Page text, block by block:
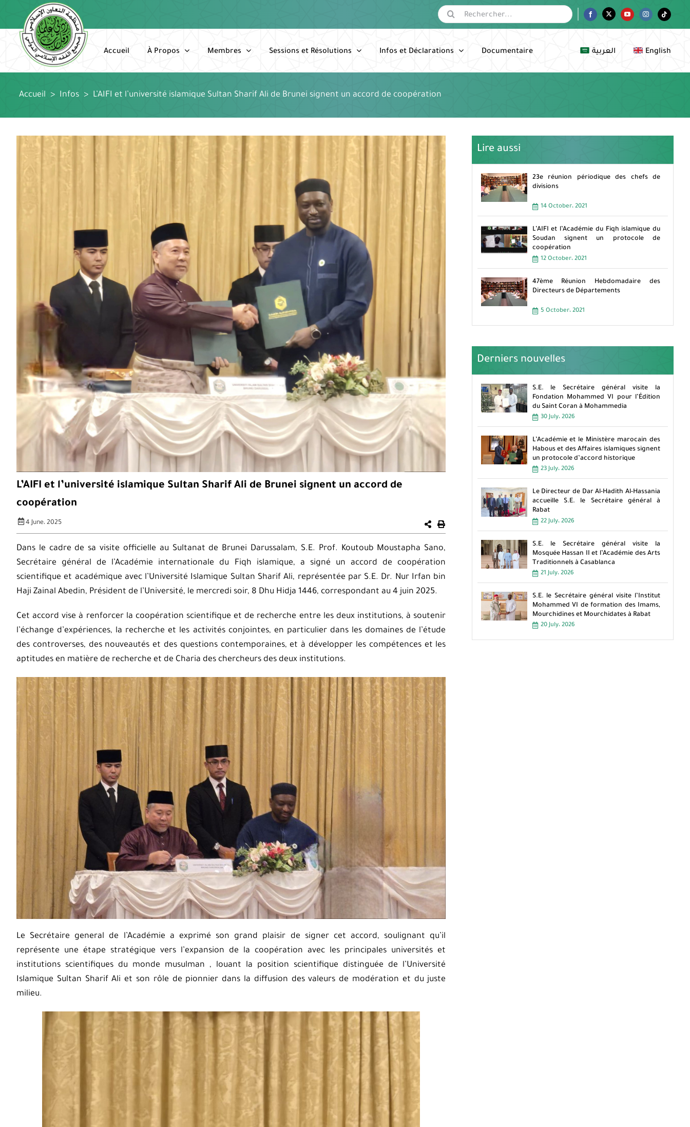
contenu
Rechercher:
FacebookTwitter YouTubeInstagramTiktok
Accueil À Propos Membres Sessions et Résolutions Infos et Déclarations Documentaire العربية English
Accueil > Infos > L’AIFI et l’université islamique Sultan Sharif Ali de Brunei signent un accord de coopération
L’AIFI et l’université islamique Sultan Sharif Ali de Brunei signent un accord de
coopération
4 June، 2025
Dans le cadre de sa visite officielle au Sultanat de Brunei Darussalam, S.E. Prof. Koutoub Moustapha Sano,
Secrétaire général de l’Académie internationale du Fiqh islamique, a signé un accord de coopération
scientifique et académique avec l’Université Islamique Sultan Sharif Ali, représentée par S.E. Dr. Nur Irfan bin
Haji Zainal Abedin, Président de l’Université, le mercredi soir, 8 Dhu Hidja 1446, correspondant au 4 juin 2025.
Cet accord vise à renforcer la coopération scientifique et de recherche entre les deux institutions, à soutenir
l’échange d’expériences, la recherche et les activités conjointes, en particulier dans les domaines de l’étude
des controverses, des nouveautés et des questions contemporaines, et à développer les compétences et les
aptitudes en matière de recherche et de Charia des chercheurs des deux institutions.
Le Secrétaire general de l’Académie a exprimé son grand plaisir de signer cet accord, soulignant qu’il
représente une étape stratégique vers l’expansion de la coopération avec les principales universités et
institutions scientifiques du monde musulman , louant la position scientifique distinguée de l’Université
Islamique Sultan Sharif Ali et son rôle de pionnier dans la diffusion des valeurs de modération et du juste
milieu.
Lire aussi
23e réunion périodique des chefs de
divisions
14 October، 2021
L’AIFI et l’Académie du Fiqh islamique du
Soudan signent un protocole de
coopération
12 October، 2021
47ème Réunion Hebdomadaire des
Directeurs de Départements
5 October، 2021
Derniers nouvelles
S.E. le Secrétaire général visite la
Fondation Mohammed VI pour l’Édition
du Saint Coran à Mohammedia
30 July، 2026
L’Académie et le Ministère marocain des
Habous et des Affaires islamiques signent
un protocole d’accord historique
23 July، 2026
Le Directeur de Dar Al-Hadith Al-Hassania
accueille S.E. le Secrétaire général à
Rabat
22 July، 2026
S.E. le Secrétaire général visite la
Mosquée Hassan II et l’Académie des Arts
Traditionnels à Casablanca
21 July، 2026
S.E. le Secrétaire général visite l’Institut
Mohammed VI de formation des Imams,
Mourchidines et Mourchidates à Rabat
20 July، 2026